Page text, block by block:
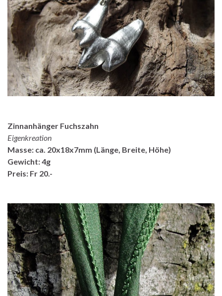
Zinnanhänger Fuchszahn
Eigenkreation
Masse: ca. 20x18x7mm (Länge, Breite, Höhe)
Gewicht: 4g
Preis: Fr 20.-